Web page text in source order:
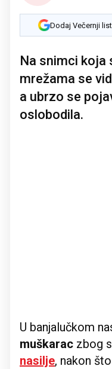
Dodaj Večernji
Na snimci koja
mrežama se
a ubrzo se
oslobodila.
U banjalučkom
muškarac zbog
nasilje, nakon